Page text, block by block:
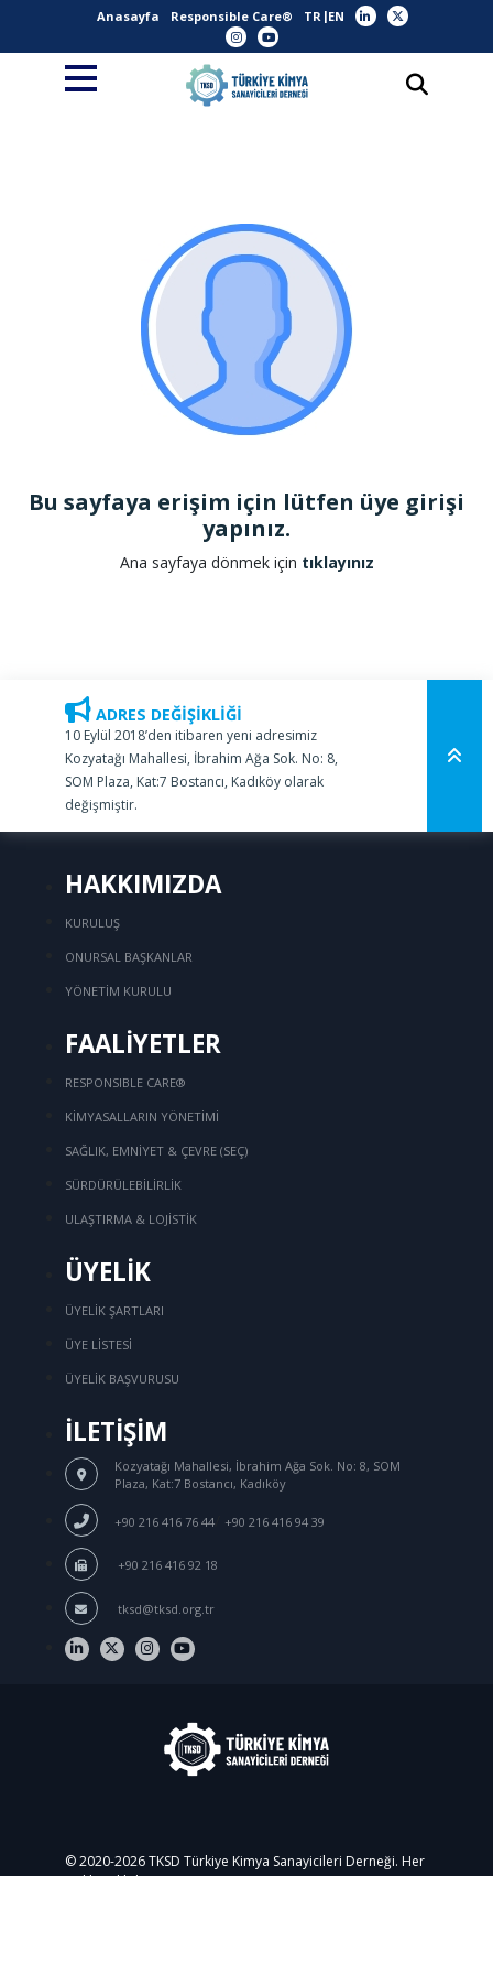
Anasayfa Responsible Care® TR EN
Bu sayfaya erişim için lütfen üye girişi
yapınız.
Ana sayfaya dönmek için tıklayınız
ADRES DEĞİŞİKLİĞİ
10 Eylül 2018’den itibaren yeni adresimiz
Kozyatağı Mahallesi, İbrahim Ağa Sok. No: 8,
SOM Plaza, Kat:7 Bostancı, Kadıköy olarak
değişmiştir.
HAKKIMIZDA
KURULUŞ
ONURSAL BAŞKANLAR
YÖNETİM KURULU
FAALİYETLER
RESPONSIBLE CARE®
KİMYASALLARIN YÖNETİMİ
SAĞLIK, EMNİYET & ÇEVRE (SEÇ)
SÜRDÜRÜLEBİLİRLİK
ULAŞTIRMA & LOJİSTİK
ÜYELİK
ÜYELİK ŞARTLARI
ÜYE LİSTESİ
ÜYELİK BAŞVURUSU
İLETİŞİM
Kozyatağı Mahallesi, İbrahim Ağa Sok. No: 8, SOM
Plaza, Kat:7 Bostancı, Kadıköy
+90 216 416 76 44/ +90 216 416 94 39
+90 216 416 92 18
tksd@tksd.org.tr
© 2020-2026TKSD Türkiye Kimya Sanayicileri Derneği. Her
Hakkı Saklıdır.